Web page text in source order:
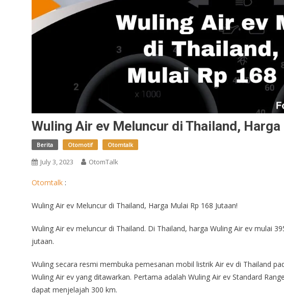
Wuling Air ev Meluncur di Thailand,
Berita Otomotif Otomtalk
July 3, 2023 OtomTalk
Otomtalk :
Wuling Air ev Meluncur di Thailand, Harga Mulai Rp 168 Jutaan!
Wuling Air ev meluncur di Thailand. Di Thailand, harga Wuling Air ev mulai
jutaan.
Wuling secara resmi membuka pemesanan mobil listrik Air ev di Thailand
Wuling Air ev yang ditawarkan. Pertama adalah Wuling Air ev Standard
dapat menjelajah 300 km.